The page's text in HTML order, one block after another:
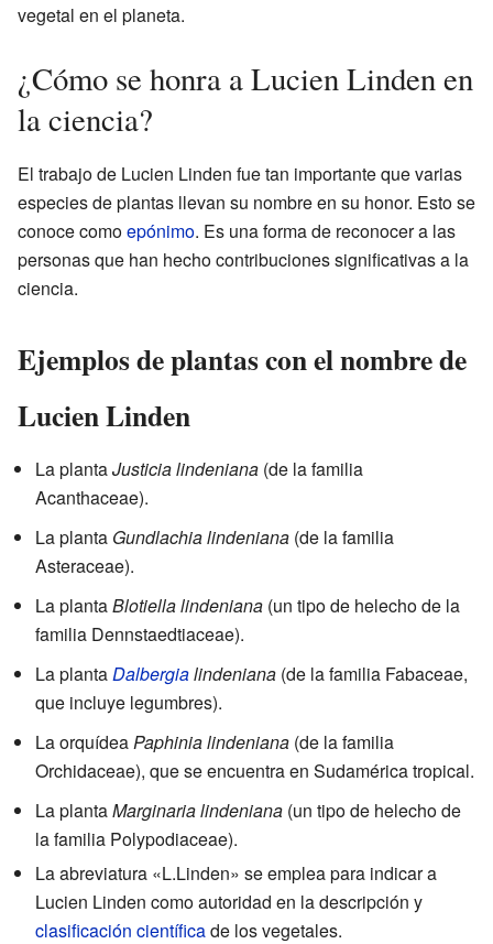
vegetal en el planeta.
¿Cómo se honra a Lucien Linden en
la ciencia?
El trabajo de Lucien Linden fue tan importante que varias
especies de plantas llevan su nombre en su honor. Esto se
conoce comoepónimo. Es una forma de reconocer a las
personas que han hecho contribuciones significativas a la
ciencia.
Ejemplos de plantas con el nombre de
Lucien Linden
La plantaJusticia lindeniana (de la familia
Acanthaceae).
La planta Gundlachia lindeniana (de la familia
Asteraceae).
La plantaBlotiella lindeniana (un tipo de helecho de la
familia Dennstaedtiaceae).
La plantaDalbergialindeniana (de la familia Fabaceae,
que incluye legumbres).
La orquídeaPaphinia lindeniana (de la familia
Orchidaceae), que se encuentra en Sudamérica tropical.
La plantaMarginaria lindeniana (un tipo de helecho de
la familia Polypodiaceae).
La abreviatura «L.Linden» se emplea para indicar a
Lucien Linden como autoridad en la descripción y
clasificación científicade los vegetales.